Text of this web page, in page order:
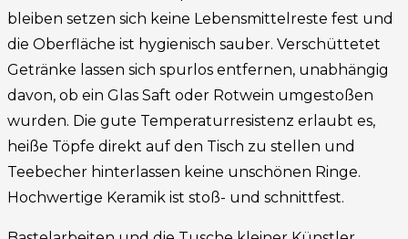
bleiben setzen sich keine Lebensmittelreste fest und
die Oberfläche ist hygienisch sauber. Verschüttetet
Getränke lassen sich spurlos entfernen, unabhängig
davon, ob ein Glas Saft oder Rotwein umgestoßen
wurden. Die gute Temperaturresistenz erlaubt es,
heiße Töpfe direkt auf den Tisch zu stellen und
Teebecher hinterlassen keine unschönen Ringe.
Hochwertige Keramik ist stoß- und schnittfest.